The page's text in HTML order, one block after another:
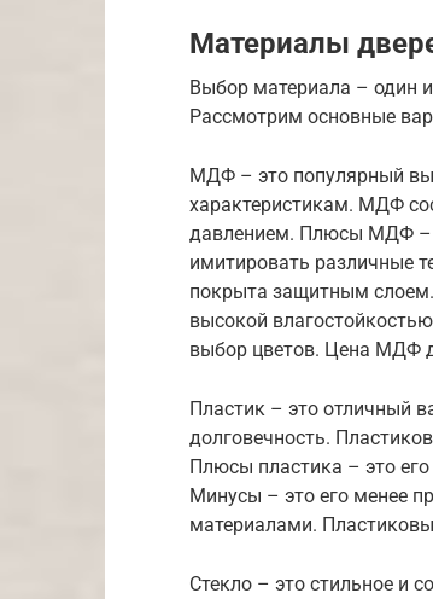
Материалы
Выбор материала – один
Рассмотрим основные
МДФ – это популярный
характеристикам. МДФ
давлением. Плюсы МДФ –
имитировать различные
покрыта защитным
высокой
выбор цветов. Цена МДФ
Пластик – это отличный
долговечность.
Плюсы пластика – это
Минусы – это его менее
материалами.
Стекло – это стильное и